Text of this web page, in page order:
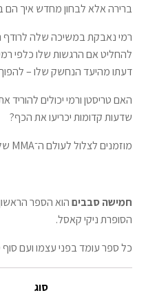
ברירה אלא לבחון מחדש איך הם
רמי נאבקת במשיכה שלה לרודף
להחליט אם הרגשות שלו כלפי
דעתו מהיעד הנחשק שלו –
האם טריסטן ורמי יכולים
שדעות קדומות יכריעו את הכף?
מוזמנים לצלול לעולם ה־MMA של פילדלפיה!
חמישה סבביםהוא הספר
הסופרת ניקי קאסל.
כל ספר עומד בפני עצמו ועם
סוג